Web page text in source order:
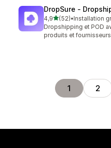
DropSure ‑
4,9étoile(s) sur 5
(52)
52 avis au total
•Installation
Dropshipping et POD
produits et
1 2